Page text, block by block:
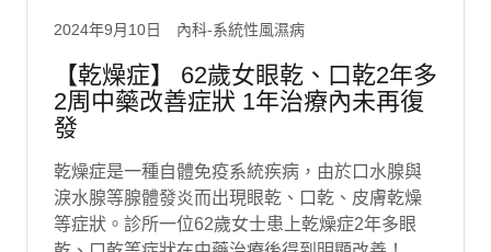
2024年9月10日 內科-系統性風濕病
【乾燥症】 62歲女眼乾、口乾2年多
2周中藥改善症狀 1年治療內未再復
發
乾燥症是一種自體免疫系統疾病，由於口水腺與
淚水腺等腺體發炎而出現眼乾、口乾、皮膚乾燥
等症狀。診所一位62歲女士患上乾燥症2年多眼